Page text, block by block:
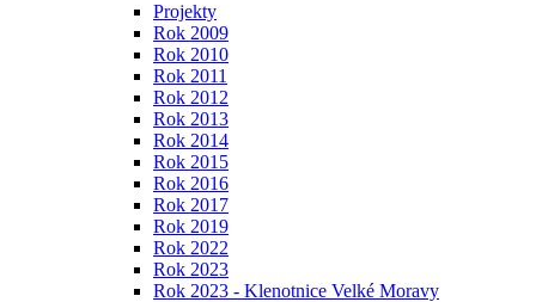
Projekty
Rok 2009
Rok 2010
Rok 2011
Rok 2012
Rok 2013
Rok 2014
Rok 2015
Rok 2016
Rok 2017
Rok 2019
Rok 2022
Rok 2023
Rok 2023 - Klenotnice Velké Moravy